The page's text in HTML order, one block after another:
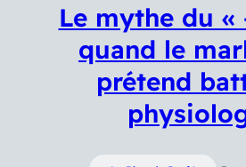
Le mythe du «
quand le
prétend